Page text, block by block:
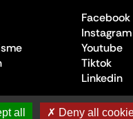
Facebook
Instagram
Youtube
Tiktok
Linkedin
all ✗ Deny all